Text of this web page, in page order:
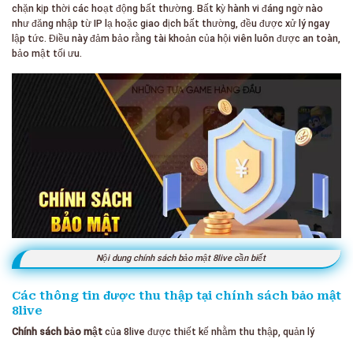
chặn kịp thời các hoạt động bất thường. Bất kỳ hành vi đáng ngờ nào
như đăng nhập từ IP lạ hoặc giao dịch bất thường, đều được xử lý ngay
lập tức. Điều này đảm bảo rằng tài khoản của hội viên luôn được an toàn,
bảo mật tối ưu.
Nội dung chính sách bảo mật 8live cần biết
Các thông tin được thu thập tại chính sách bảo mật
8live
Chính sách bảo mật của 8live được thiết kế nhằm thu thập, quản lý